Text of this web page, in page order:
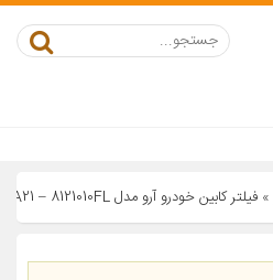
» فیلتر کابین خودرو آرو مدل A21 – 8121010FL مناسب برای ام وی ام 550